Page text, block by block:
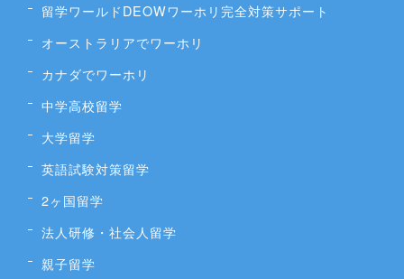
留学ワールドDEOWワーホリ完全対策サポート
オーストラリアでワーホリ
カナダでワーホリ
中学高校留学
大学留学
英語試験対策留学
2ヶ国留学
法人研修・社会人留学
親子留学